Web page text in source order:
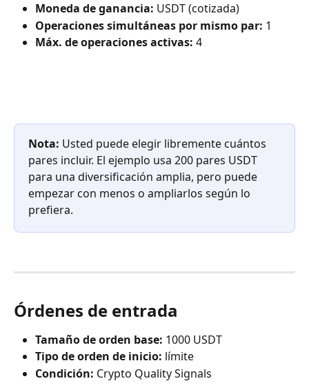
Moneda de ganancia: USDT (cotizada)
Operaciones simultáneas por mismo par: 1
Máx. de operaciones activas: 4
Nota: Usted puede elegir libremente cuántos
pares incluir. El ejemplo usa 200 pares USDT
para una diversificación amplia, pero puede
empezar con menos o ampliarlos según lo
prefiera.
Órdenes de entrada
Tamaño de orden base: 1000 USDT
Tipo de orden de inicio: límite
Condición: Crypto Quality Signals